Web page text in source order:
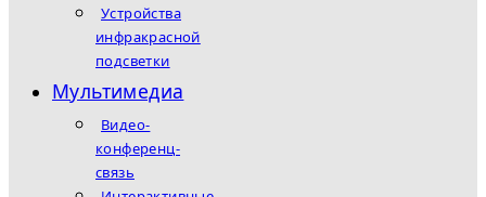
Устройства
инфракрасной
подсветки
Мультимедиа
Видео-
конференц-
связь